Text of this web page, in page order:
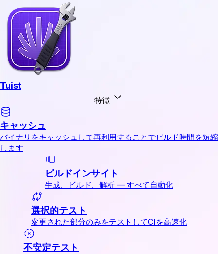
Tuist
特徴
キャッシュ
バイナリをキャッシュして再利用することでビルド時間を短縮
します
ビルドインサイト
生成、ビルド、解析 — すべて自動化
選択的テスト
変更された部分のみをテストしてCIを高速化
不安定テスト